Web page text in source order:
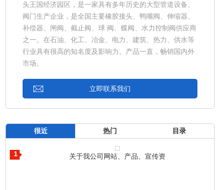
头王国经济园区，是一家具有多年历史的大型管道设备、
阀门生产企业，是全国主要橡胶接头、鸭嘴阀、伸缩器、
补偿器、闸阀、截止阀、球 阀、蝶阀、水力控制阀供应商
之一。在石油、化工、冶金、电力、建筑、热力、供水等
行业具有很高的知名度及影响力。产品一直，畅销国内外
市场。
立即联系我们
很近 热门 目录
1 关于我公司网站、产品、宣传资